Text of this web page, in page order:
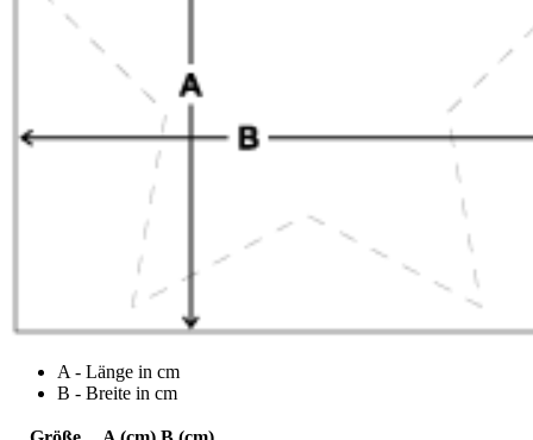
A - Länge in cm
B - Breite in cm